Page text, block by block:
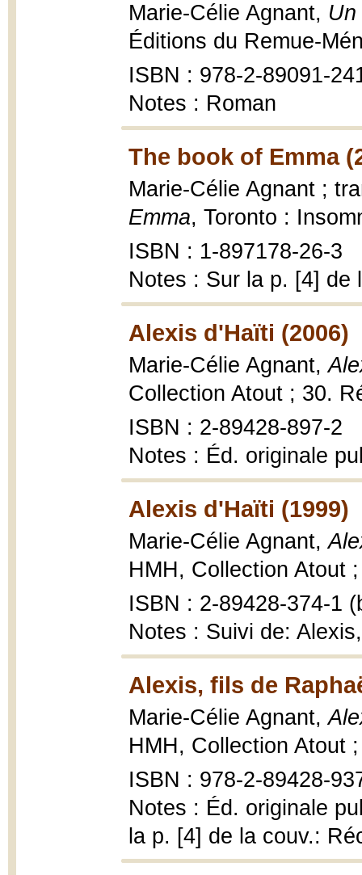
Marie-Célie Agnant,
Éditions du Remue-
ISBN : 978-2-89091-
Notes : Roman
The book of Emma
Marie-Célie Agnant ;
Emma, Toronto :
ISBN : 1-897178-26-3
Notes : Sur la p. [4] de
Alexis d'Haïti (2006)
Marie-Célie Agnant,
Collection Atout ; 30.
ISBN : 2-89428-897-2
Notes : Éd. originale
Alexis d'Haïti (1999)
Marie-Célie Agnant,
HMH, Collection Atout
ISBN : 2-89428-374-1
Notes : Suivi de:
Alexis, fils de
Marie-Célie Agnant,
HMH, Collection Atout
ISBN : 978-2-89428-
Notes : Éd. originale
la p. [4] de la couv.: